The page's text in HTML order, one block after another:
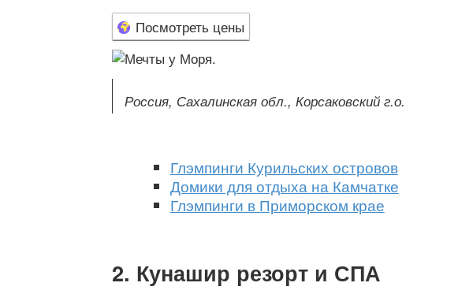
Посмотреть цены
Россия, Сахалинская обл., Корсаковский г.о.
Глэмпинги Курильских островов
Домики для отдыха на Камчатке
Глэмпинги в Приморском крае
Кунашир резорт и СПА